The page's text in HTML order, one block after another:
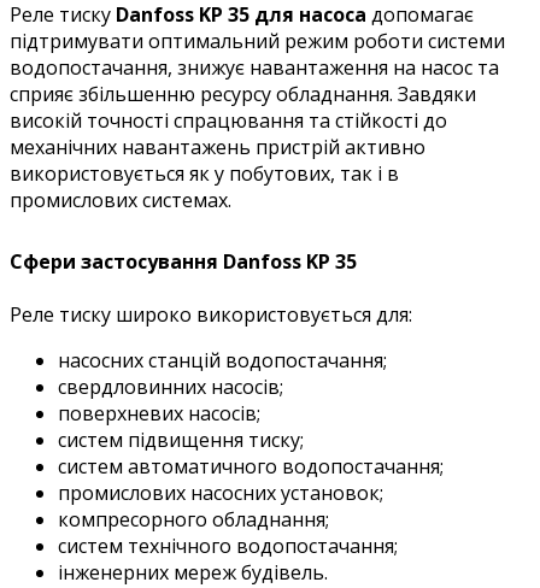
Реле тиску Danfoss KP 35 для насоса допомагає
підтримувати оптимальний режим роботи системи
водопостачання, знижує навантаження на насос та
сприяє збільшенню ресурсу обладнання. Завдяки
високій точності спрацювання та стійкості до
механічних навантажень пристрій активно
використовується як у побутових, так і в
промислових системах.
Сфери застосування Danfoss KP 35
Реле тиску широко використовується для:
насосних станцій водопостачання;
свердловинних насосів;
поверхневих насосів;
систем підвищення тиску;
систем автоматичного водопостачання;
промислових насосних установок;
компресорного обладнання;
систем технічного водопостачання;
інженерних мереж будівель.